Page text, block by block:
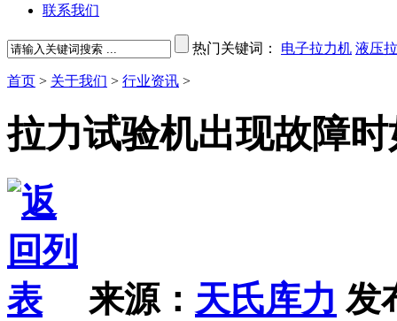
联系我们
热门关键词： 电子拉力机 液压
首页 > 关于我们 > 行业资讯 >
拉力试验机出现故障
来源： 天氏库力 发